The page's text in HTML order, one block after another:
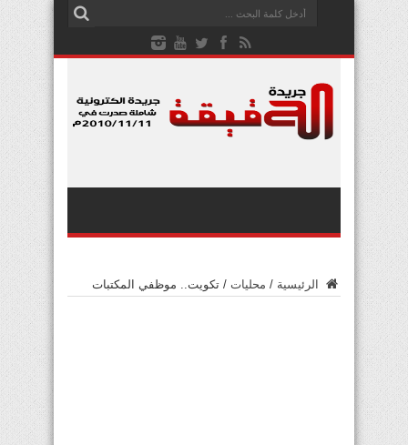
الرئيسية / محليات / تكويت.. موظفي المكتبات